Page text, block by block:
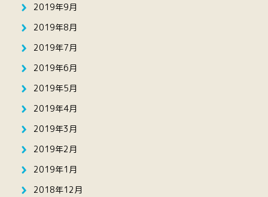
2019年9月
2019年8月
2019年7月
2019年6月
2019年5月
2019年4月
2019年3月
2019年2月
2019年1月
2018年12月